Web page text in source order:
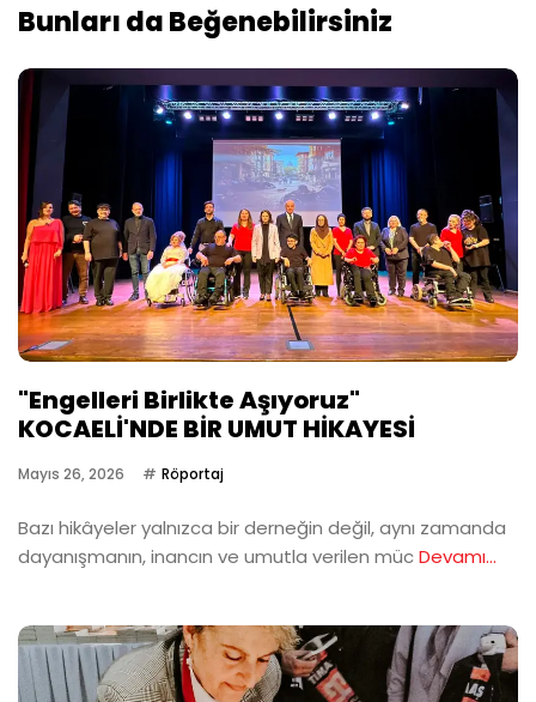
Bunları da Beğenebilirsiniz
"Engelleri Birlikte Aşıyoruz"
KOCAELİ'NDE BİR UMUT HİKAYESİ
Mayıs 26, 2026 Röportaj
Bazı hikâyeler yalnızca bir derneğin değil, aynı zamanda
dayanışmanın, inancın ve umutla verilen mücDevamı...